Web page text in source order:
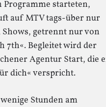
Programme starteten,
auf MTV tags-über nur
getrennt nur von
7th«. Begleitet wird der
Agentur Start, die
dich« verspricht.
Stunden am